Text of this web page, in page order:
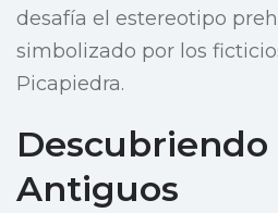
desafía el estereotipo
simbolizado por los
Picapiedra.
Descubriendo
Antiguos